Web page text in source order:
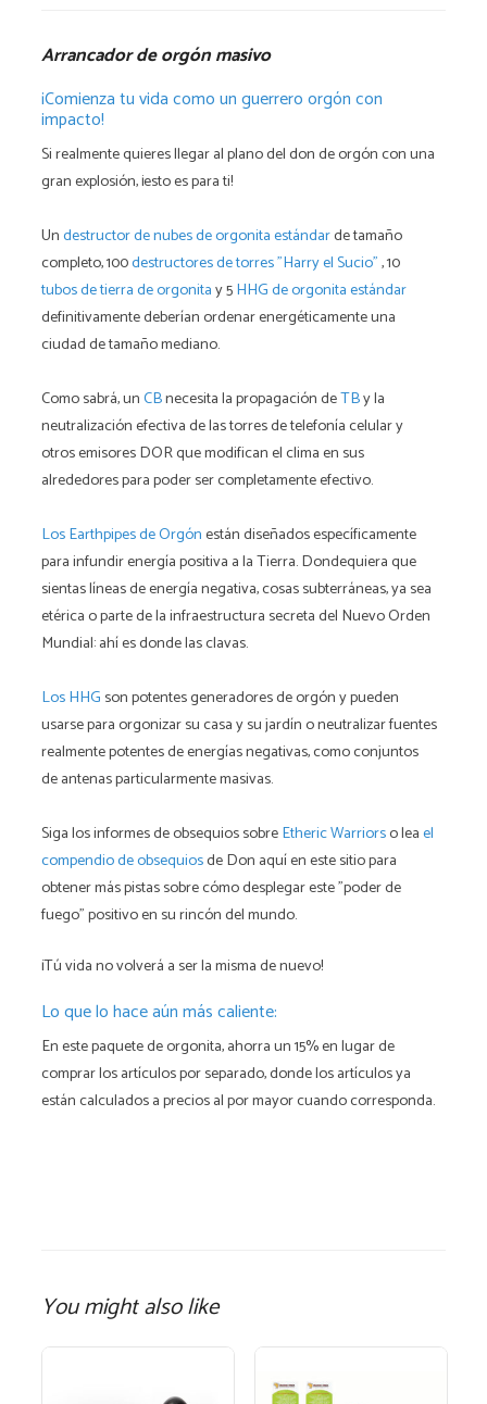
Arrancador de orgón masivo
¡Comienza tu vida como un guerrero orgón con
impacto!
Si realmente quieres llegar al plano del don de orgón con una
gran explosión, ¡esto es para ti!
Undestructor de nubes de orgonita estándarde tamaño
completo, 100destructores de torres "Harry el Sucio", 10
tubos de tierra de orgonitay 5HHG de orgonita estándar
definitivamente deberían ordenar energéticamente una
ciudad de tamaño mediano.
Como sabrá, unCBnecesita la propagación deTBy la
neutralización efectiva de las torres de telefonía celular y
otros emisores DOR que modifican el clima en sus
alrededores para poder ser completamente efectivo.
Los Earthpipes de Orgónestán diseñados específicamente
para infundir energía positiva a la Tierra. Dondequiera que
sientas líneas de energía negativa, cosas subterráneas, ya sea
etérica o parte de la infraestructura secreta del Nuevo Orden
Mundial: ahí es donde las clavas.
Los HHG son potentes generadores de orgón y pueden
usarse para orgonizar su casa y su jardín o neutralizar fuentes
realmente potentes de energías negativas, como conjuntos
de antenas particularmente masivas.
Siga los informes de obsequios sobreEtheric Warriorso leael
compendio de obsequiosde Don aquí en este sitio para
obtener más pistas sobre cómo desplegar este "poder de
fuego" positivo en su rincón del mundo.
¡Tú vida no volverá a ser la misma de nuevo!
Lo que lo hace aún más caliente:
En este paquete de orgonita, ahorra un 15% en lugar de
comprar los artículos por separado, donde los artículos ya
están calculados a precios al por mayor cuando corresponda.
You might also like
Este
producto